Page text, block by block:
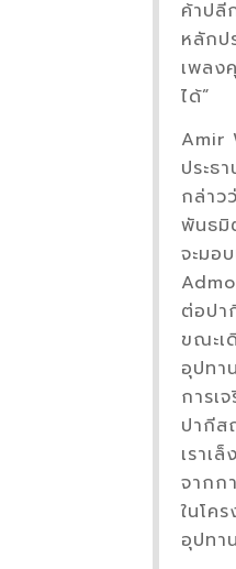
ค้าปลี
หลักป
เพลง
ได้”
Amir
ประธ
กล่าว
พันธมิ
จะมอ
ต่อปา
ขณะเ
อุปทา
การเ
ปากีส
เราเ
จากก
ในโค
อุปทา